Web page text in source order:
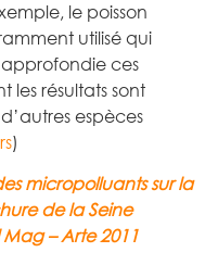
le poisson
utilisé qui
ces
les résultats sont
espèces
)
micropolluants sur la
de la Seine
– Arte 2011